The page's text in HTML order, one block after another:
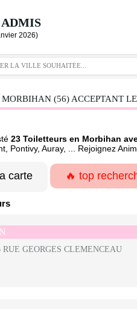
2026)
(56) ACCEPTANT
23 Toiletteurs en Morbihan
Pontivy, Auray, ... Rejoignez
carte 🔥 top
RUE GEORGES CLEMENCEAU